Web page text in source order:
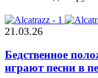
21.03.26
Бедственное
играют песни в